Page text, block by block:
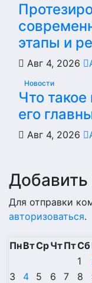
этапы и
Авг 4, 2026
Новости
Что
его
Авг 4, 2026
Для отправки
авторизоваться.
ПнВтСрЧтПтСб
1
3
4 5 6 7 8